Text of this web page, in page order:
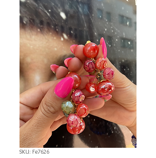
SKU: Fe7626